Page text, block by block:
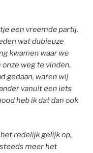
een vreemde partij.
wat dubieuze
kwamen waar we
weg te vinden.
gedaan, waren wij
vanuit een iets
heb ik dat dan ook
redelijk gelijk op,
meer het